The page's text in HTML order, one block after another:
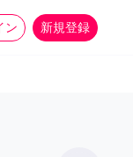
ン 新規登録
more_horiz